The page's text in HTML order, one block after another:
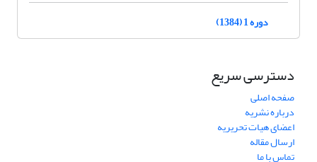
دوره 1 (1384)
دسترسی سریع
صفحه اصلی
درباره نشریه
اعضای هیات تحریریه
ارسال مقاله
تماس با ما